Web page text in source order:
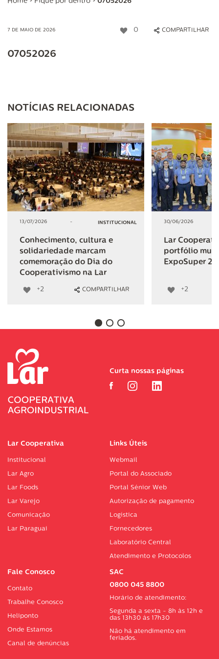
7 DE MAIO DE 2026 0 COMPARTILHAR
07052026
NOTÍCIAS RELACIONADAS
13/07/2026 - INSTITUCIONAL
Conhecimento, cultura e
solidariedade marcam
comemoração do Dia do
Cooperativismo na Lar
+2 COMPARTILHAR
30/06/2026
Lar
portfólio
ExpoSuper
+2
Lar Cooperativa
Institucional
Lar Agro
Lar Foods
Lar Varejo
Comunicação
Lar Paraguai
Links Úteis
Webmail
Portal do Associado
Portal Sénior Web
Autorização de pagamento
Logística
Fornecedores
Laboratório Central
Atendimento e Protocolos
Fale Conosco
Contato
Trabalhe Conosco
Heliponto
Onde Estamos
Canal de denúncias
SAC
0800 045 8800
Horário de atendimento:
Segunda a sexta - 8h às 12h e
das 13h30 às 17h30
Não há atendimento em
feriados.
Curta nossas páginas